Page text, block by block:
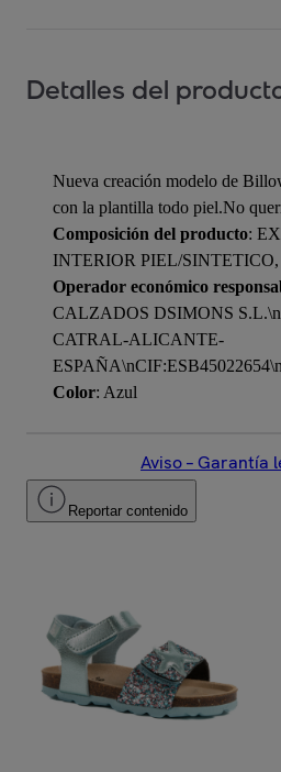
Detalles del
Nueva creación modelo de
con la plantilla todo piel.No
Composición del producto:
INTERIOR PIEL/
Operador económico
CALZADOS DSIMONS
CATRAL-ALICANTE-
Color: Azul
Aviso – Garantía
Reportar contenido